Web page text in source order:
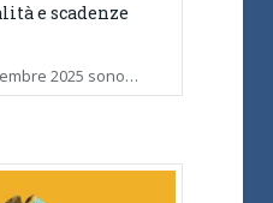
e scadenze
2025 sono…